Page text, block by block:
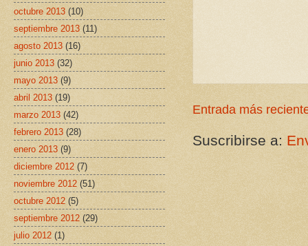
Entrada más
Suscribirse a:
octubre 2013 (10)
septiembre 2013 (11)
agosto 2013 (16)
junio 2013 (32)
mayo 2013 (9)
abril 2013 (19)
marzo 2013 (42)
febrero 2013 (28)
enero 2013 (9)
diciembre 2012 (7)
noviembre 2012 (51)
octubre 2012 (5)
septiembre 2012 (29)
julio 2012 (1)